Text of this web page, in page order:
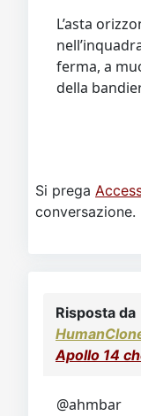
L’asta
ferma, a
della
Si prega
conversazione.
Risposta da
Apollo 14
@ahmbar